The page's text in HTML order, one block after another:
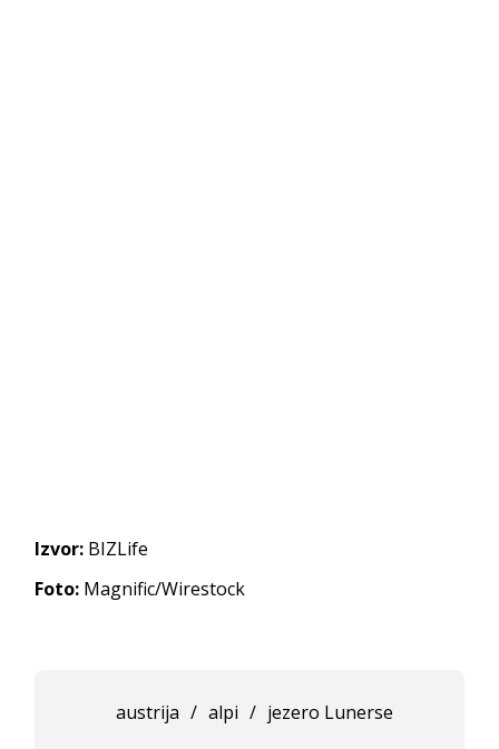
Izvor: BIZLife
Foto: Magnific/Wirestock
austrija / alpi / jezero Lunerse